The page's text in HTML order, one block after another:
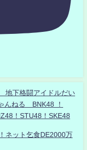
下格闘アイドルだい
んねる BNK48 ！
！STU48！SKE48
ネット乞食DE2000万